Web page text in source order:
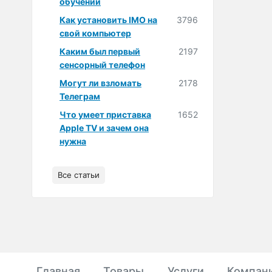
Как установить IMO на
свой компьютер
3796
Каким был первый
сенсорный телефон
2197
Могут ли взломать
Телеграм
2178
Что умеет приставка
Apple TV и зачем она
нужна
1652
Все статьи